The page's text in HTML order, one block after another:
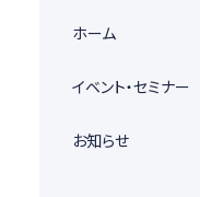
ホーム
イベント・セミナー
お知らせ